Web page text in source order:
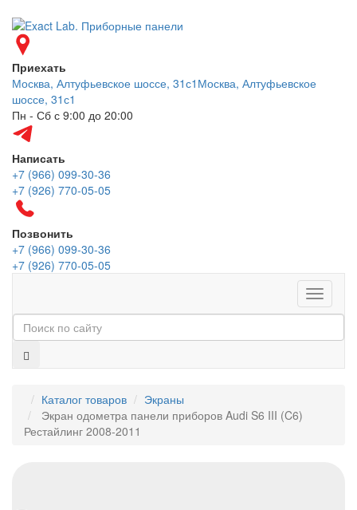
Приехать
Москва, Алтуфьевское шоссе, 31с1 Москва, Алтуфьевское
шоссе, 31с1
Пн - Сб с 9:00 до 20:00
Написать
+7 (966) 099-30-36
+7 (926) 770-05-05
Позвонить
+7 (966) 099-30-36
+7 (926) 770-05-05
Меню
Каталог товаров
Экраны
Экран одометра панели приборов Audi S6 III (C6)
Рестайлинг 2008-2011